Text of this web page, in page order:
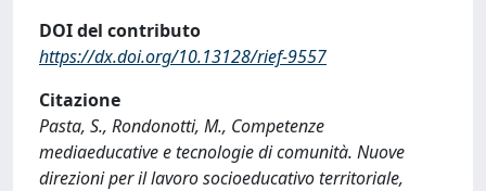
DOI del contributo
https://dx.doi.org/10.13128/rief-9557
Citazione
Pasta, S., Rondonotti, M., Competenze
mediaeducative e tecnologie di comunità. Nuove
direzioni per il lavoro socioeducativo territoriale,